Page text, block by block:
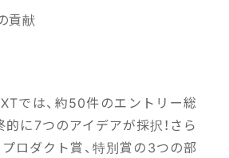
貢献
では、約50件のエントリー総
的に7つのアイデアが採択！さら
プロダクト賞、特別賞の3つの部